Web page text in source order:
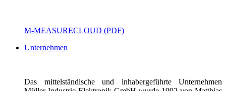
M-MEASURECLOUD (PDF)
Unternehmen
Das mittelständische und inhabergeführte Unternehmen